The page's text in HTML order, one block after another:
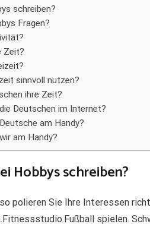
schreiben?
Fragen?
Zeit?
sinnvoll nutzen?
ihre Zeit?
Deutschen im Internet?
am Handy?
am Handy?
Hobbys schreiben?
polieren Sie Ihre Interessen
spielen.